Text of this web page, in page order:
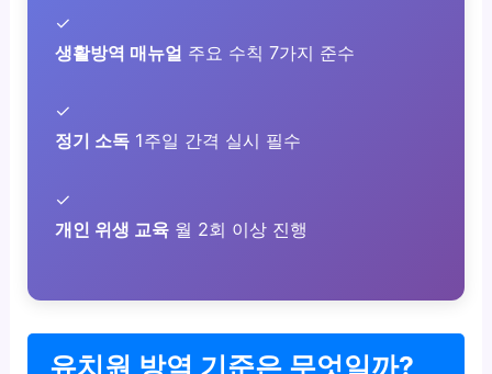
✓
생활방역 매뉴얼 주요 수칙 7가지 준수
✓
정기 소독 1주일 간격 실시 필수
✓
개인 위생 교육 월 2회 이상 진행
유치원 방역 기준은 무엇일까?